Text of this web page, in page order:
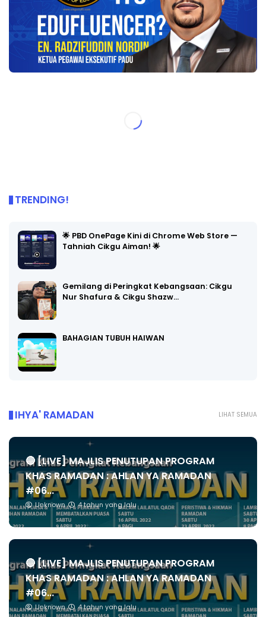
TRENDING!
🌟 PBD OnePage Kini di Chrome Web Store —
Tahniah Cikgu Aiman! 🌟
Gemilang di Peringkat Kebangsaan: Cikgu
Nur Shafura & Cikgu Shazw…
BAHAGIAN TUBUH HAIWAN
LIHAT SEMUA
IHYA' RAMADAN
🔴 [LIVE] MAJLIS PENUTUPAN PROGRAM
KHAS RAMADAN : AHLAN YA RAMADAN
#06...
Unknown 4 tahun yang lalu
🔴 [LIVE] MAJLIS PENUTUPAN PROGRAM
KHAS RAMADAN : AHLAN YA RAMADAN
#06...
Unknown 4 tahun yang lalu